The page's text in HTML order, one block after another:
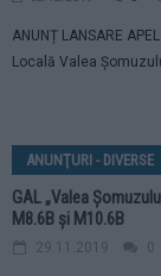
ANUNȚ LANSARE
Locală Valea
ANUNŢURI - DIVERSE
GAL „Valea
M8.6B și M10.6B
29.11.2019 0